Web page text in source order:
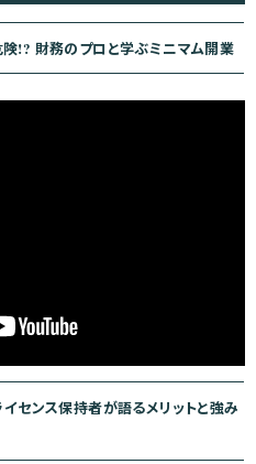
険!? 財務のプロと学ぶミニマム開業
センス保持者が語るメリットと強み